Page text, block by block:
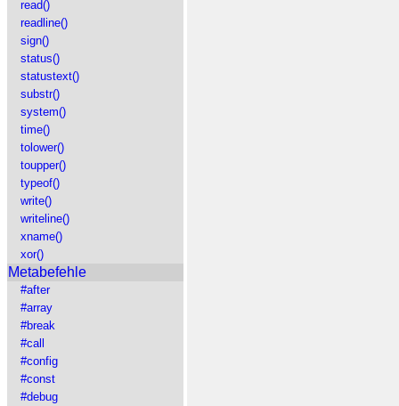
read()
readline()
sign()
status()
statustext()
substr()
system()
time()
tolower()
toupper()
typeof()
write()
writeline()
xname()
xor()
Metabefehle
#after
#array
#break
#call
#config
#const
#debug